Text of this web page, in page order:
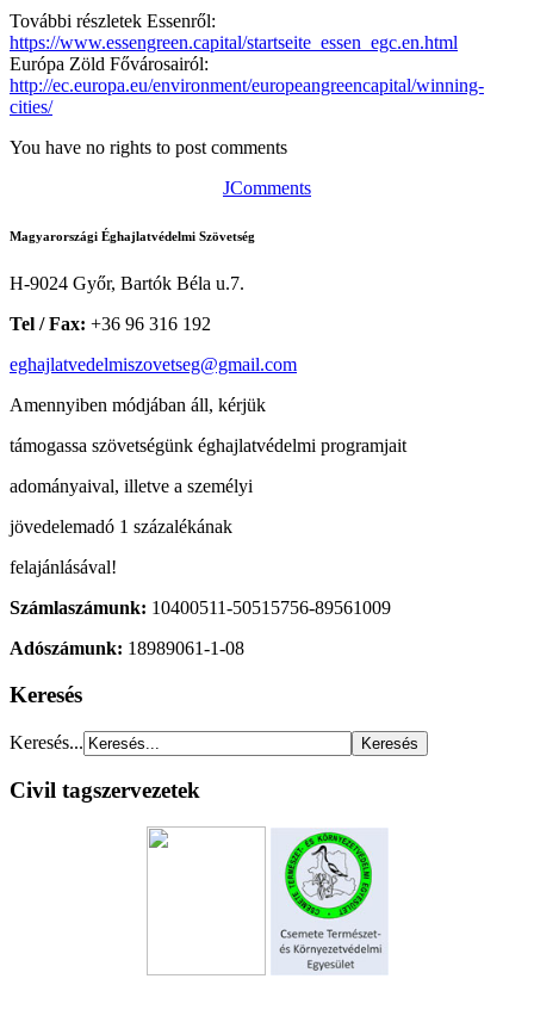
További részletek Essenről:
https://www.essengreen.capital/startseite_essen_egc.en.html
Európa Zöld Fővárosairól:
http://ec.europa.eu/environment/europeangreencapital/winning-
cities/
You have no rights to post comments
JComments
Magyarországi Éghajlatvédelmi Szövetség
H-9024 Győr, Bartók Béla u.7.
Tel / Fax: +36 96 316 192
eghajlatvedelmiszovetseg@gmail.com
Amennyiben módjában áll, kérjük
támogassa szövetségünk éghajlatvédelmi programjait
adományaival, illetve a személyi
jövedelemadó 1 százalékának
felajánlásával!
Számlaszámunk: 10400511-50515756-89561009
Adószámunk: 18989061-1-08
Keresés
Keresés...
Civil tagszervezetek